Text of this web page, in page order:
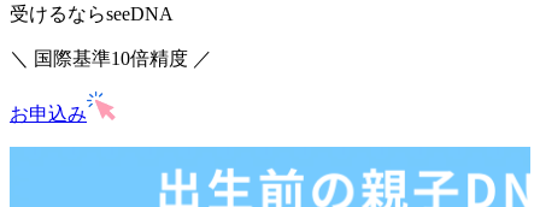
受けるならseeDNA
＼ 国際基準10倍精度 ／
お申込み